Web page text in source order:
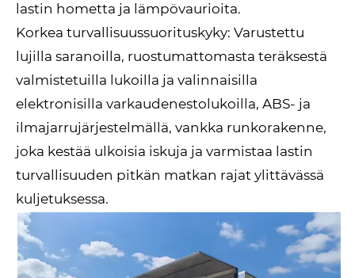
lastin hometta ja lämpövaurioita.
Korkea turvallisuussuorituskyky: Varustettu
lujilla saranoilla, ruostumattomasta teräksestä
valmistetuilla lukoilla ja valinnaisilla
elektronisilla varkaudenestolukoilla, ABS- ja
ilmajarrujärjestelmällä, vankka runkorakenne,
joka kestää ulkoisia iskuja ja varmistaa lastin
turvallisuuden pitkän matkan rajat ylittävässä
kuljetuksessa.